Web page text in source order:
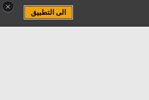
×
الى التطبيق